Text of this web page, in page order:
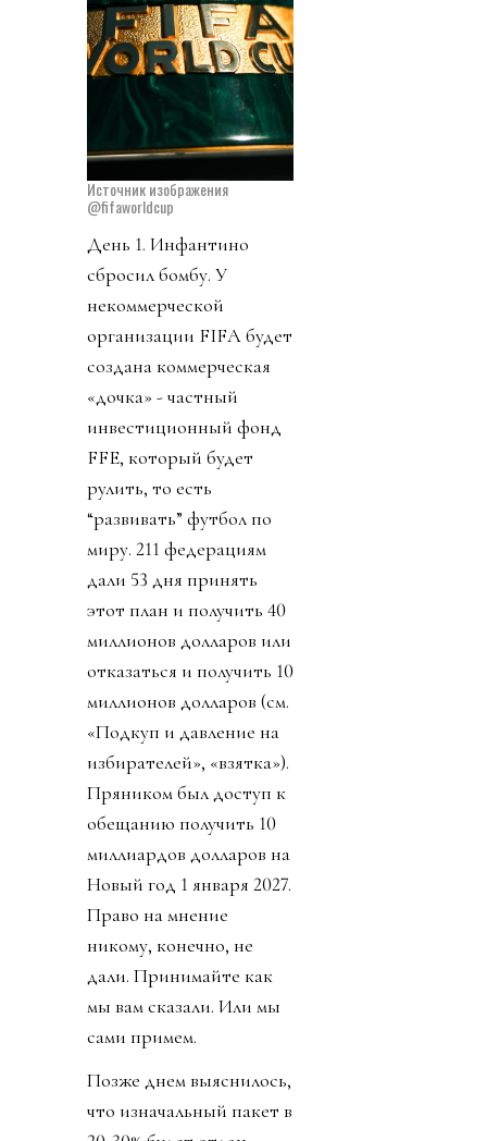
Источник изображения
@fifaworldcup
День 1. Инфантино
сбросил бомбу. У
некоммерческой
организации FIFA будет
создана коммерческая
«дочка» - частный
инвестиционный фонд
FFE, который будет
рулить, то есть
“развивать” футбол по
миру. 211 федерациям
дали 53 дня принять
этот план и получить 40
миллионов долларов или
отказаться и получить 10
миллионов долларов (см.
«Подкуп и давление на
избирателей», «взятка»).
Пряником был доступ к
обещанию получить 10
миллиардов долларов на
Новый год 1 января 2027.
Право на мнение
никому, конечно, не
дали. Принимайте как
мы вам сказали. Или мы
сами примем.
Позже днем выяснилось,
что изначальный пакет в